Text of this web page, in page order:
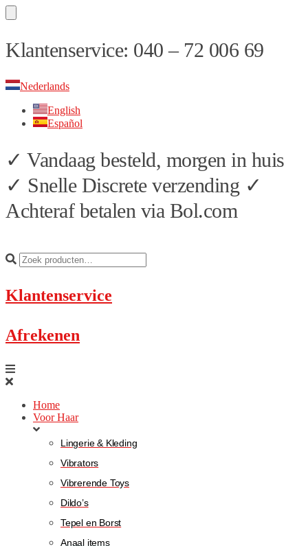
Skip
to
Skip
to
Klantenservice: 040 – 72 006 69
Nederlands
English
Español
✓ Vandaag besteld, morgen in huis
✓ Snelle Discrete verzending ✓
Achteraf betalen via Bol.com
Klantenservice
Afrekenen
Home
Voor Haar
Lingerie & Kleding
Vibrators
Vibrerende Toys
Dildo’s
Tepel en Borst
Anaal items